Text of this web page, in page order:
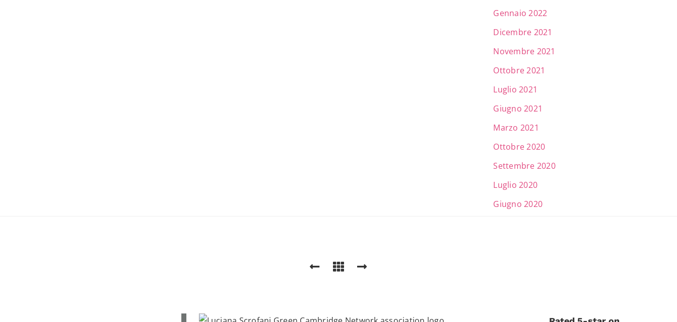
Gennaio 2022
Dicembre 2021
Novembre 2021
Ottobre 2021
Luglio 2021
Giugno 2021
Marzo 2021
Ottobre 2020
Settembre 2020
Luglio 2020
Giugno 2020